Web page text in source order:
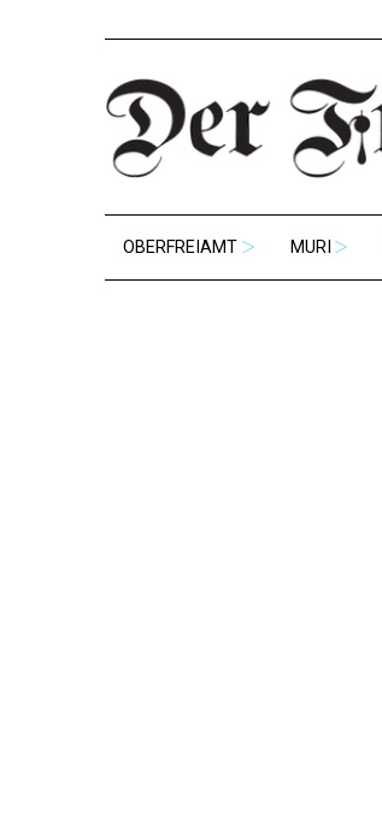
OBERFREIAMT MURI